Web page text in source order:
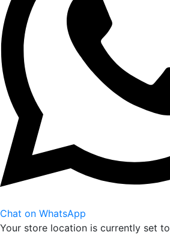
Chat on WhatsApp
Your store location is currently set to